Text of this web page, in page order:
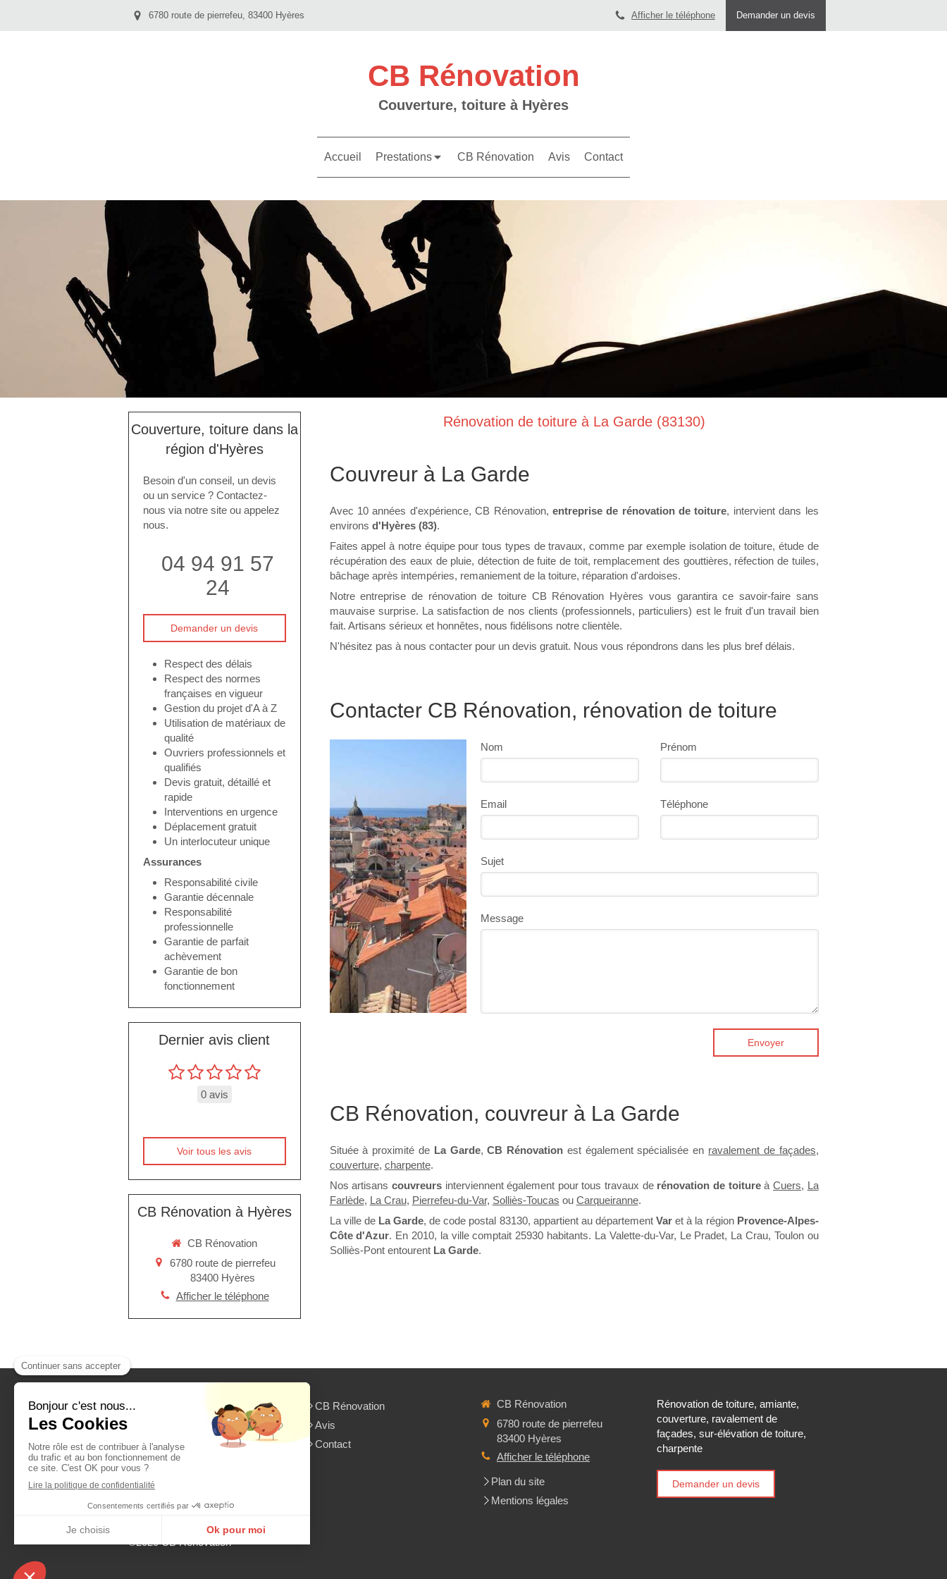
6780 route de pierrefeu, 83400 Hyères Demander un devis
Afficher le téléphone
CB Rénovation
Couverture, toiture à Hyères
Accueil Prestations CB Rénovation Avis Contact
Rénovation de toiture à La Garde (83130)
Couvreur à La Garde
Avec 10 années d'expérience, CB Rénovation, entreprise de rénovation de toiture, intervient dans les
environs d'Hyères (83).
Faites appel à notre équipe pour tous types de travaux, comme par exemple isolation de toiture, étude de
récupération des eaux de pluie, détection de fuite de toit, remplacement des gouttières, réfection de tuiles,
bâchage après intempéries, remaniement de la toiture, réparation d'ardoises.
Notre entreprise de rénovation de toiture CB Rénovation Hyères vous garantira ce savoir-faire sans
mauvaise surprise. La satisfaction de nos clients (professionnels, particuliers) est le fruit d'un travail bien
fait. Artisans sérieux et honnêtes, nous fidélisons notre clientèle.
N'hésitez pas à nous contacter pour un devis gratuit. Nous vous répondrons dans les plus bref délais.
Contacter CB Rénovation, rénovation de toiture
Nom Prénom
Email Téléphone
Sujet
Message
Envoyer
CB Rénovation, couvreur à La Garde
Située à proximité de La Garde,CB Rénovation est également spécialisée en ravalement de façades,
couverture, charpente.
Nos artisans couvreursinterviennent également pour tous travaux de rénovation de toitureà Cuers, La
Farlède, La Crau, Pierrefeu-du-Var, Solliès-Toucas ou Carqueiranne.
La ville de La Garde, de code postal 83130, appartient au départementVar et à la région Provence-Alpes-
Côte d'Azur. En 2010, la ville comptait 25930 habitants. La Valette-du-Var, Le Pradet, La Crau, Toulon ou
Solliès-Pont entourent La Garde.
Couverture, toiture dans la
région d'Hyères
Besoin d'un conseil, un devis
ou un service ? Contactez-
nous via notre site ou appelez
nous.
04 94 91 57
24
Demander un devis
Respect des délais
Respect des normes
françaises en vigueur
Gestion du projet d'A à Z
Utilisation de matériaux de
qualité
Ouvriers professionnels et
qualifiés
Devis gratuit, détaillé et
rapide
Interventions en urgence
Déplacement gratuit
Un interlocuteur unique
Assurances
Responsabilité civile
Garantie décennale
Responsabilité
professionnelle
Garantie de parfait
achèvement
Garantie de bon
fonctionnement
Dernier avis client
0 avis
Voir tous les avis
CB Rénovation à Hyères
CB Rénovation
6780 route de pierrefeu
83400 Hyères
Afficher le téléphone
CB Rénovation
Hyères.
Sur-élévation de toiture,
ravalement de façades,
couverture, rénovation de toiture,
amiante, charpente...Les travaux
secrets pour nous !
©2020 CB Rénovation
CB Rénovation
Avis
Contact
CB Rénovation
6780 route de pierrefeu
83400 Hyères
Afficher le téléphone
Plan du site
Mentions légales
Rénovation de toiture, amiante,
couverture, ravalement de
façades, sur-élévation de toiture,
charpente
Demander un devis